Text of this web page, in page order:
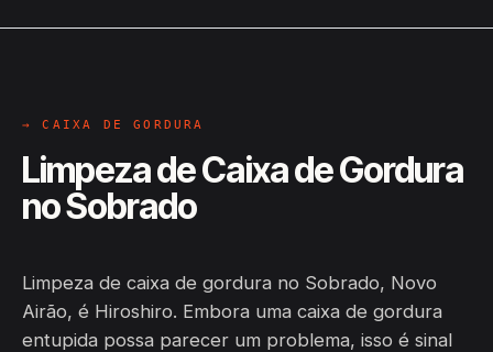
→ CAIXA DE GORDURA
Limpeza de Caixa de Gordura
no Sobrado
Limpeza de caixa de gordura no Sobrado, Novo
Airão, é Hiroshiro. Embora uma caixa de gordura
entupida possa parecer um problema, isso é sinal